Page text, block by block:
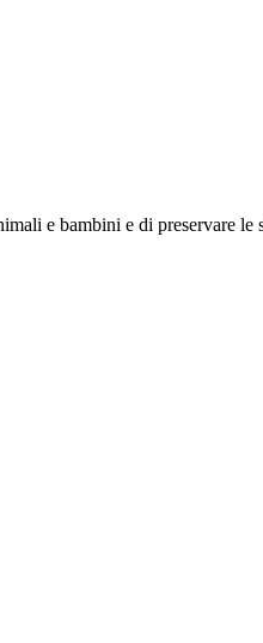
e bambini e di preservare le